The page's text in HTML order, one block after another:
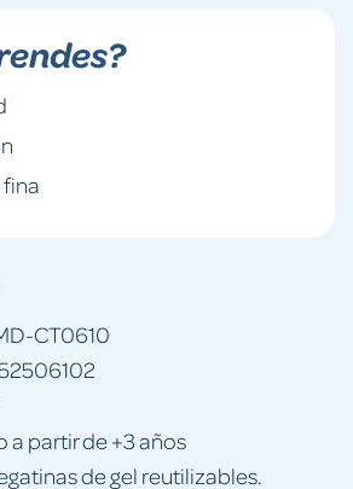
CT0610
partir de +3 años
de gel reutilizables.